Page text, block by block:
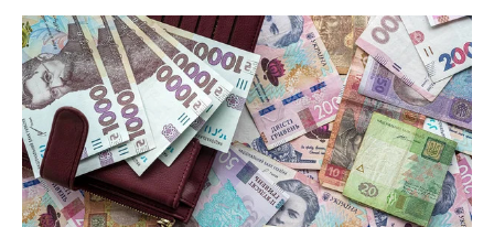
Криптовалюта
Робота і освіта
Публікації
ФОП